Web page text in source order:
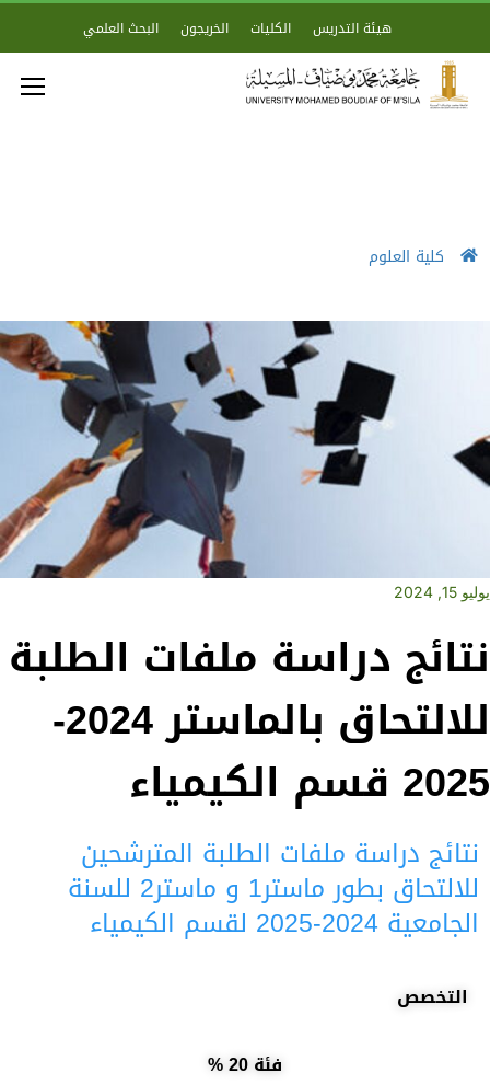
هيئة التدريس الكليات الخريجون البحث العلمي
كلية العلوم
يوليو 15, 2024
نتائج دراسة ملفات الطلبة
للالتحاق بالماستر 2024-
2025‎ قسم الكيمياء
نتائج دراسة ملفات الطلبة المترشحين
للالتحاق بطور ماستر1 و ماستر2 للسنة
الجامعية 2024-2025‎ لقسم الكيمياء
التخصص
فئة 20 %